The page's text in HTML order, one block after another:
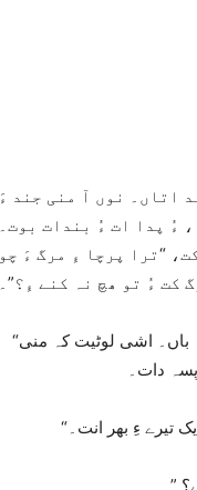
اتاں۔ نوں آ منی جند ءَ
ءُ پدا ات ءُ بندات بوت۔
“ترا پرچا ءِ مرگ ءَ چو
کت ءُ تو ھچ نہ کنے ءِ؟”۔
“من بے وس اوں، من وا اشان بال دئیاں ءُ لوٹاں کہ کپس ءِ بکناں بلے اے قہروار دارگ نہ باں۔ اشی لوٹیت کہ منی
دات۔